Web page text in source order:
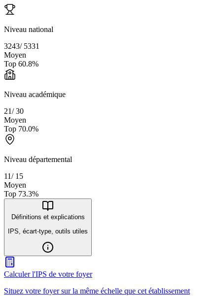
Niveau national
3243/ 5331
Moyen
Top 60.8%
Niveau académique
21/30
Moyen
Top 70.0%
Niveau départemental
11/ 15
Moyen
Top 73.3%
Définitions et explications
IPS, écart-type, outils utiles
Calculer l'IPS de votre foyer
Situez votre foyer sur la même échelle que cet établissement